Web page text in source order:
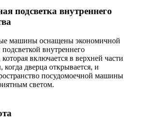
подсветка внутреннего
машины оснащены экономичной
внутреннего
которая включается в верхней части
дверца открывается, и
посудомоечной машины
светом.